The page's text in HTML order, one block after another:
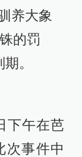
养大象
的罚
。
下午在芭
次事件中